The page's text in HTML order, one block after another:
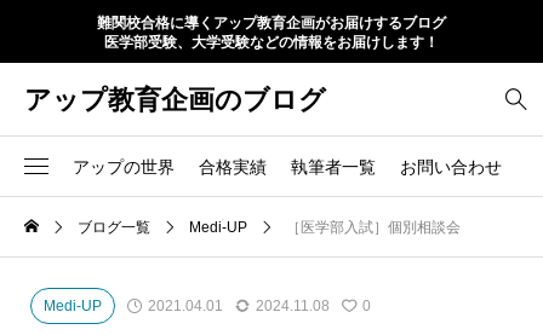
難関校合格に導くアップ教育企画がお届けするブログ
医学部受験、大学受験などの情報をお届けします！
アップ教育企画のブログ
アップの世界 合格実績 執筆者一覧 お問い合わせ
ブログ一覧 Medi-UP ［医学部入試］個別相談会
Medi-UP 2021.04.01 2024.11.08 0